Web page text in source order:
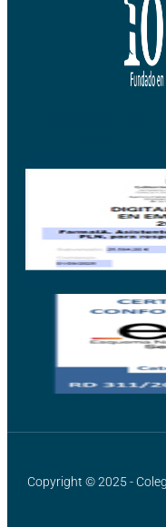
Copyright © 2025 -